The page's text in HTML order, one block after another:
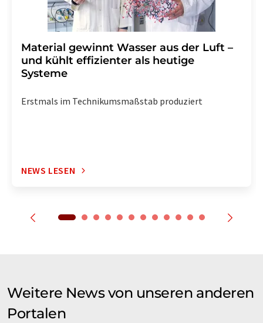
Material gewinnt Wasser aus der Luft –
und kühlt effizienter als heutige
Systeme
Erstmals im Technikumsmaßstab produziert
NEWS LESEN
Weitere News von unseren anderen
Portalen